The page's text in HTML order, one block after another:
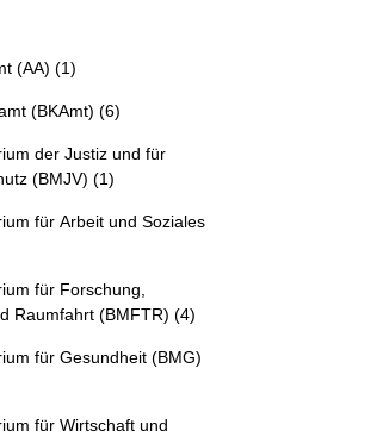
(AA) (1)
(BKAmt) (6)
der Justiz und für
(BMJV) (1)
für Arbeit und Soziales
für Forschung,
Raumfahrt (BMFTR) (4)
für Gesundheit (BMG)
für Wirtschaft und